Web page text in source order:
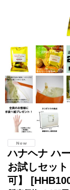
ハナヘナ ハ
お試しセッ
可】